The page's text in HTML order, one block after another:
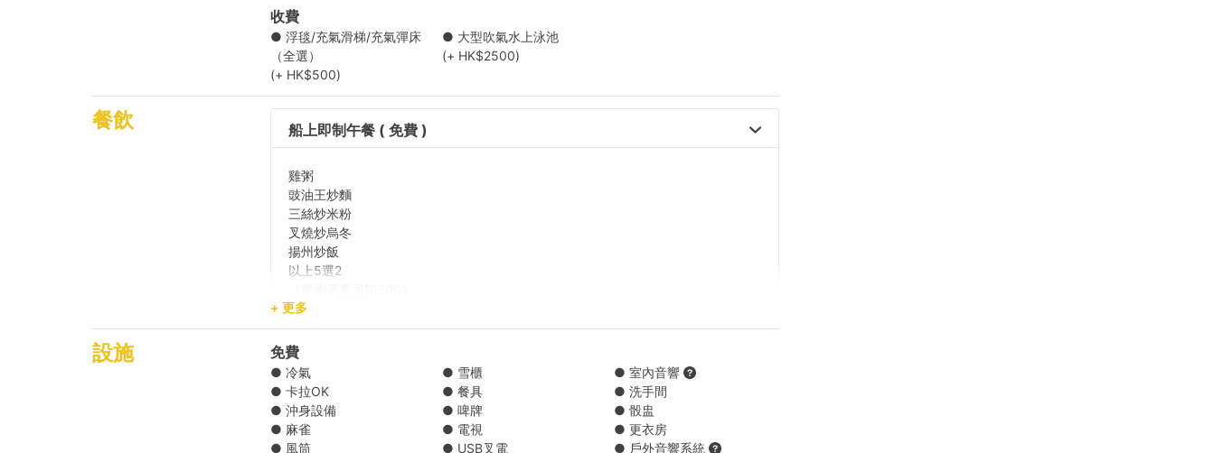
【零污染沙灘之旅】西貢→大浪西灣
收費
● 浮毯/充氣滑梯/充氣彈床
（全選）
(+ HK$500)
● 大型吹氣水上泳池
(+ HK$2500)
餐飲 船上即制午餐 ( 免費 )
雞粥
豉油王炒麵
三絲炒米粉
叉燒炒烏冬
揚州炒飯
以上5選2
瑞士汁雞中翼
黑椒雜丸
泰式生菜包
油鹽水煮蜆
泰式雞丸
香煎鯪魚餅
蠔油生菜
+ 更多
設施 免費
● 冷氣 ● 雪櫃
● 室內音響
● 卡拉OK
● 餐具
● 洗手間
● 沖身設備
● 啤牌
● 骰盅
● 麻雀
● 電視
● 更衣房
● 風筒
● USB叉電
● 戶外音響系統